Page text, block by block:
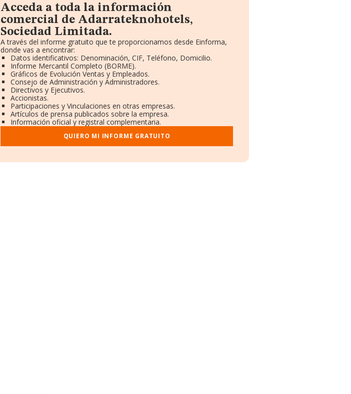
Acceda a toda la información
comercial de Adarrateknohotels,
Sociedad Limitada.
A través del informe gratuito que te proporcionamos desde Einforma,
donde vas a encontrar:
Datos identificativos: Denominación, CIF, Teléfono, Domicilio.
Informe Mercantil Completo (BORME).
Gráficos de Evolución Ventas y Empleados.
Consejo de Administración y Administradores.
Directivos y Ejecutivos.
Accionistas.
Participaciones y Vinculaciones en otras empresas.
Artículos de prensa publicados sobre la empresa.
Información oficial y registral complementaria.
QUIERO MI INFORME GRATUITO